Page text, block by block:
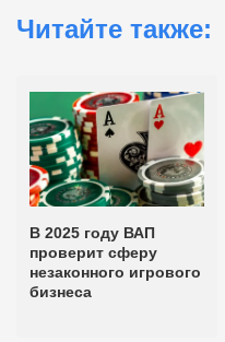
Читайте также:
В 2025 году ВАП
проверит сферу
незаконного игрового
бизнеса